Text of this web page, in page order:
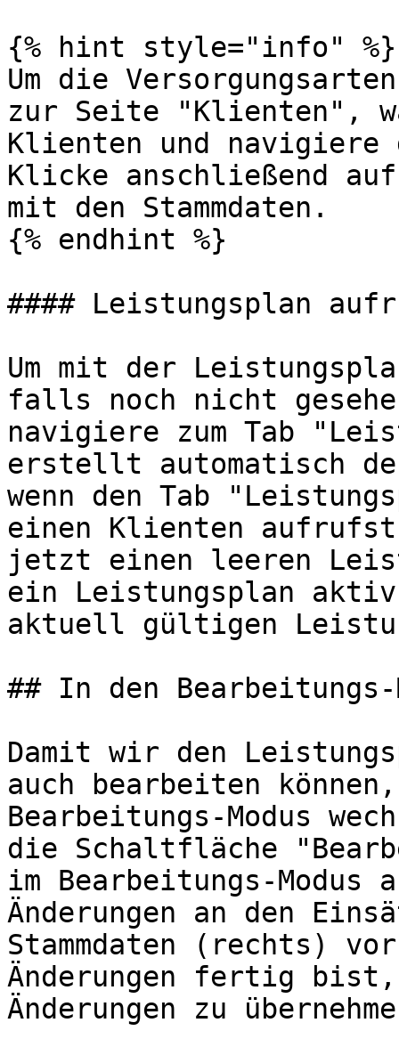
{% hint style="info" %}
Um die
zur Seite "Klienten",
Klienten und navigiere
Klicke anschließend
mit den Stammdaten.
{% endhint %}
#### Leistungsplan
Um mit der
falls noch nicht
navigiere zum Tab
erstellt automatisch
wenn den Tab
einen Klienten
jetzt einen leeren
ein Leistungsplan
aktuell gültigen
## In den Bearbeitungs-
Damit wir den
auch bearbeiten
Bearbeitungs-Modus
die Schaltfläche
im Bearbeitungs-Modus
Änderungen an den
Stammdaten (rechts)
Änderungen fertig bist,
Änderungen zu